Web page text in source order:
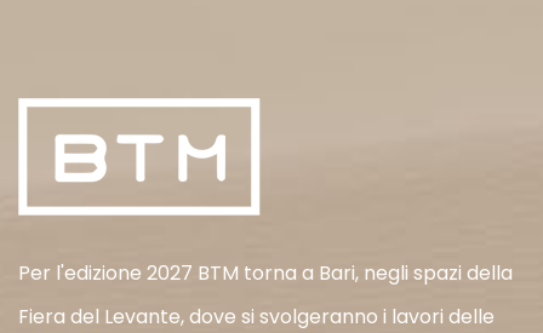
Per l'edizione 2027 BTM torna a Bari, negli spazi della
Fiera del Levante, dove si svolgeranno i lavori delle